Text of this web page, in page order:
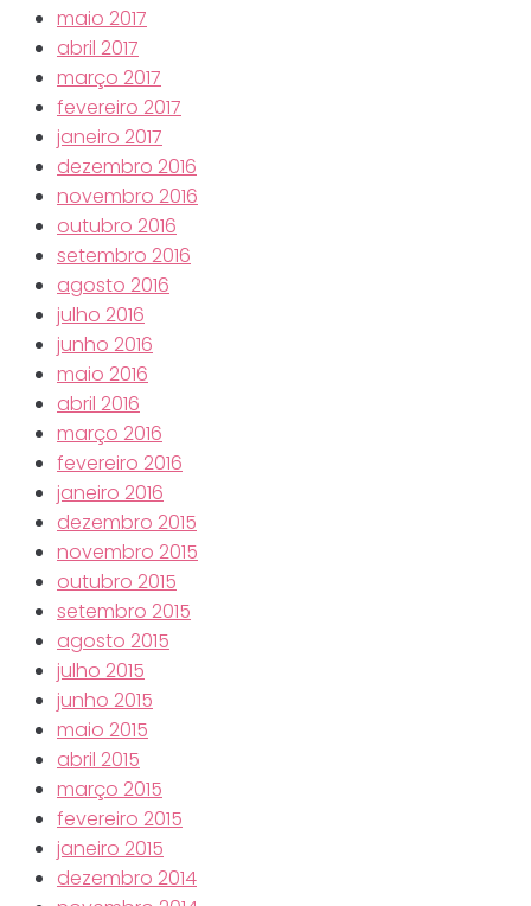
maio 2017
abril 2017
março 2017
fevereiro 2017
janeiro 2017
dezembro 2016
novembro 2016
outubro 2016
setembro 2016
agosto 2016
julho 2016
junho 2016
maio 2016
abril 2016
março 2016
fevereiro 2016
janeiro 2016
dezembro 2015
novembro 2015
outubro 2015
setembro 2015
agosto 2015
julho 2015
junho 2015
maio 2015
abril 2015
março 2015
fevereiro 2015
janeiro 2015
dezembro 2014